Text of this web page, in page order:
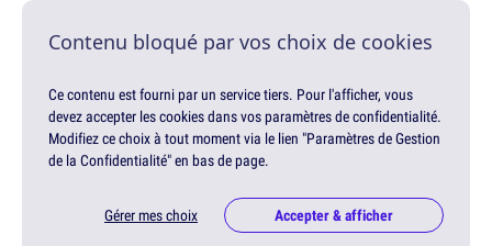
Contenu bloqué par vos choix de cookies
Ce contenu est fourni par un service tiers. Pour l'afficher, vous
devez accepter les cookies dans vos paramètres de confidentialité.
Modifiez ce choix à tout moment via le lien "Paramètres de Gestion
de la Confidentialité" en bas de page.
Gérer mes choix Accepter & afficher